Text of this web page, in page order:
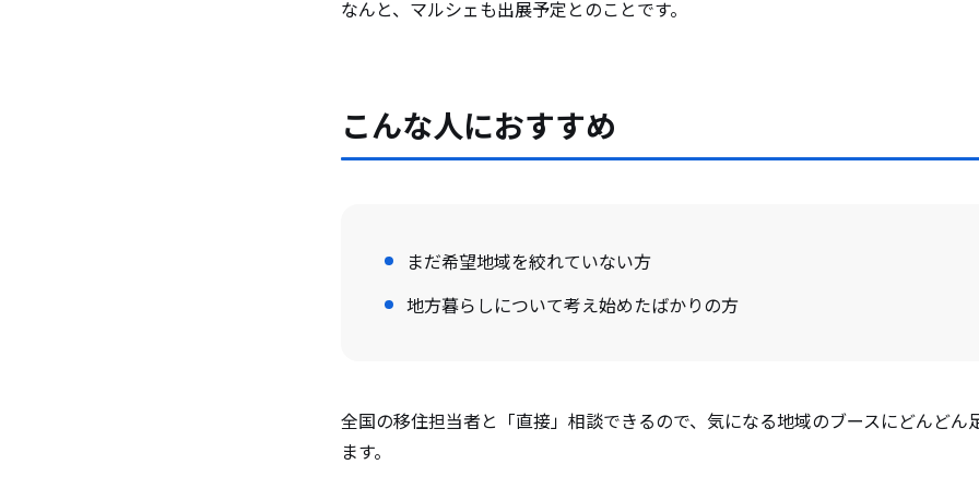
なんと、マルシェも出展予定とのことです。
こんな人におすすめ
まだ希望地域を絞れていない方
地方暮らしについて考え始めたばかりの方
全国の移住担当者と「直接」相談できるので、気になる地域のブースにどんどん
ます。